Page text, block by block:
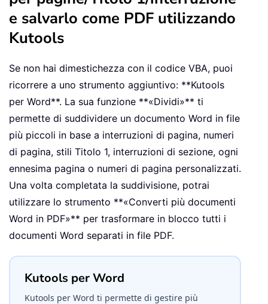
e salvarlo come PDF utilizzando
Kutools
Se non hai dimestichezza con il codice VBA, puoi
ricorrere a uno strumento aggiuntivo: **Kutools
per Word**. La sua funzione **«Dividi»** ti
permette di suddividere un documento Word in file
più piccoli in base a interruzioni di pagina, numeri
di pagina, stili Titolo 1, interruzioni di sezione, ogni
ennesima pagina o numeri di pagina personalizzati.
Una volta completata la suddivisione, potrai
utilizzare lo strumento **«Converti più documenti
Word in PDF»** per trasformare in blocco tutti i
documenti Word separati in file PDF.
Kutools per Word
Kutools per Word ti permette di gestire più